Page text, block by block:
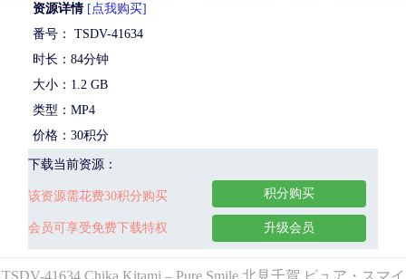
资源详情 [点我购买]
番号： TSDV-41634
时长：84分钟
大小：1.2 GB
类型：MP4
价格：30积分
下载当前资源：
该资源需花费30积分购买
会员可享受免费下载特权
积分购买
升级会员
TSDV-41634 Chika Kitami – Pure Smile 北見千賀 ピュア・スマイ